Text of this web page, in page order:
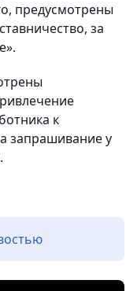
предусмотрены
за
к
запрашивание у